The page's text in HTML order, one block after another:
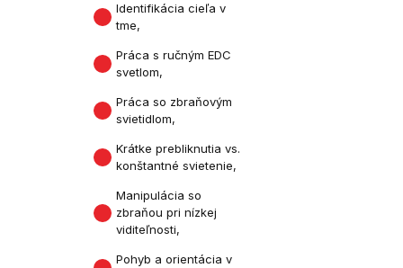
Identifikácia cieľa v
tme,
Práca s ručným EDC
svetlom,
Práca so zbraňovým
svietidlom,
Krátke prebliknutia vs.
konštantné svietenie,
Manipulácia so
zbraňou pri nízkej
viditeľnosti,
Pohyb a orientácia v